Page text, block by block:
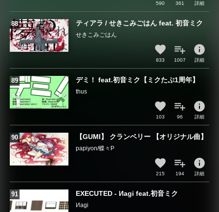
590 361 詳細
ティアラ / せきこみごはん feat. 初音ミク
せきこみごはん
833 1007
info
詳細
デミ！ feat.初音ミク【ミクたぷ1周年】
thus
103 96
info
詳細
【GUMI】 クランベリー 【オリジナル曲】
papiyon/蝶々P
215 194
info
詳細
EXECUTED - Иagi feat.初音ミク
Иagi